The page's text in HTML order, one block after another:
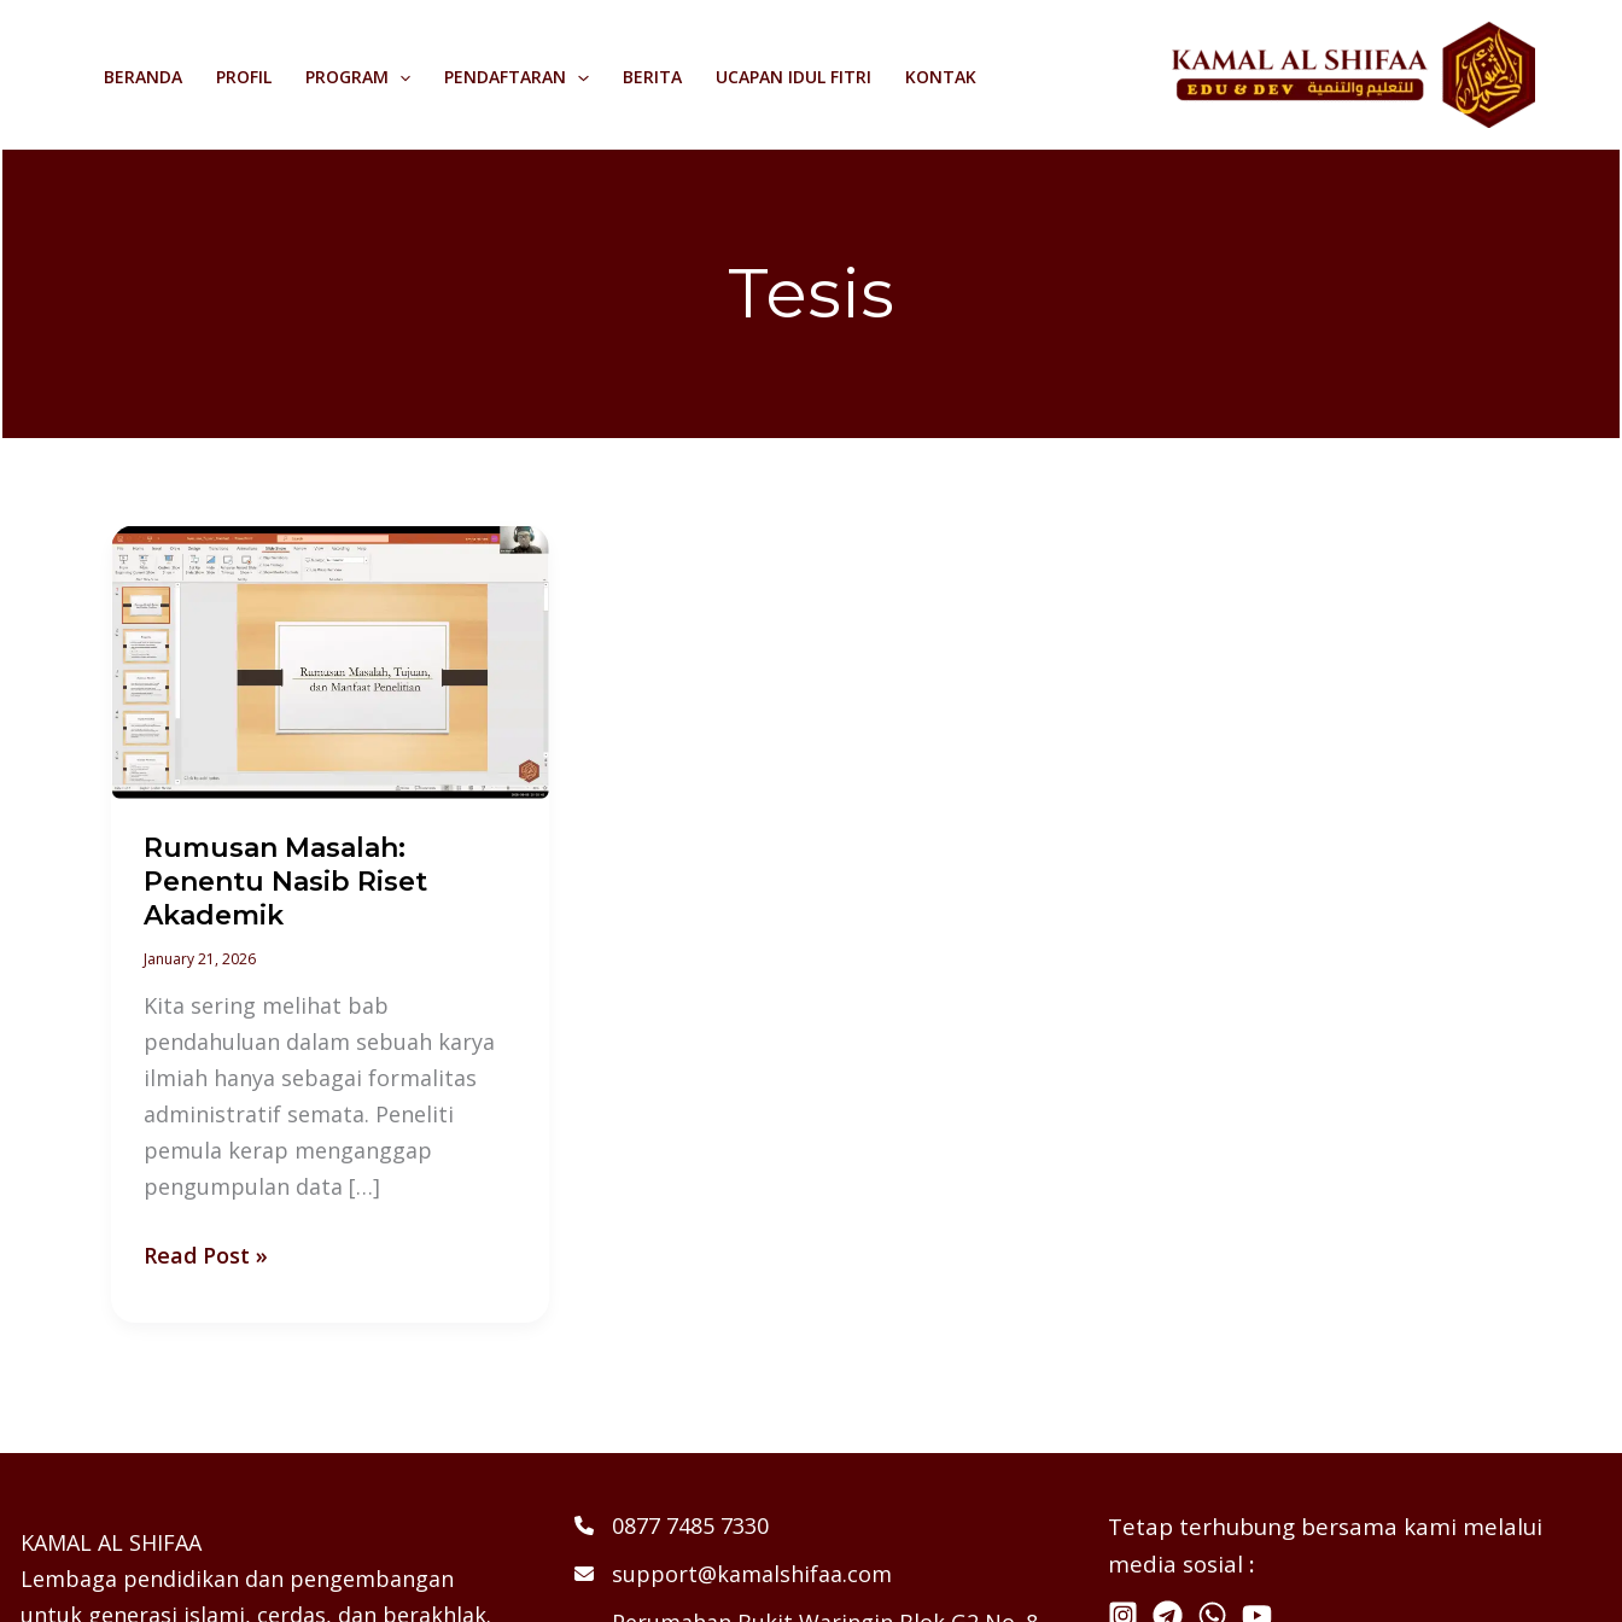
BERANDA PROFIL PROGRAM PENDAFTARAN BERITA UCAPAN IDUL FITRI KONTAK
Tesis
Rumusan Masalah:
Penentu Nasib Riset
Akademik
January 21, 2026
Kita sering melihat bab
pendahuluan dalam sebuah karya
ilmiah hanya sebagai formalitas
administratif semata. Peneliti
pemula kerap menganggap
pengumpulan data […]
Rumusan
Masalah:
Penentu
Nasib
Riset
Akademik
Read Post »
KAMAL AL SHIFAA
Lembaga pendidikan dan pengembangan
untuk generasi islami, cerdas, dan berakhlak.
0877 7485 7330
support@kamalshifaa.com
Tetap terhubung bersama kami melalui
media sosial :